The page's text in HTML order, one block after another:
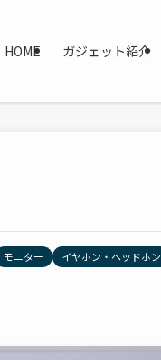
HOME ガジェット紹介
モニター イヤホン・ヘッドホン